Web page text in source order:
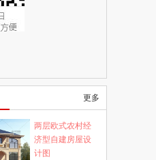
更多
两层欧式农村经
济型自建房屋设
计图